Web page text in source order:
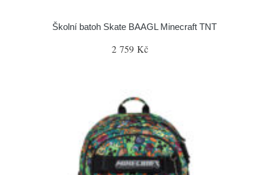
Školní batoh Skate BAAGL Minecraft TNT
2 759 Kč